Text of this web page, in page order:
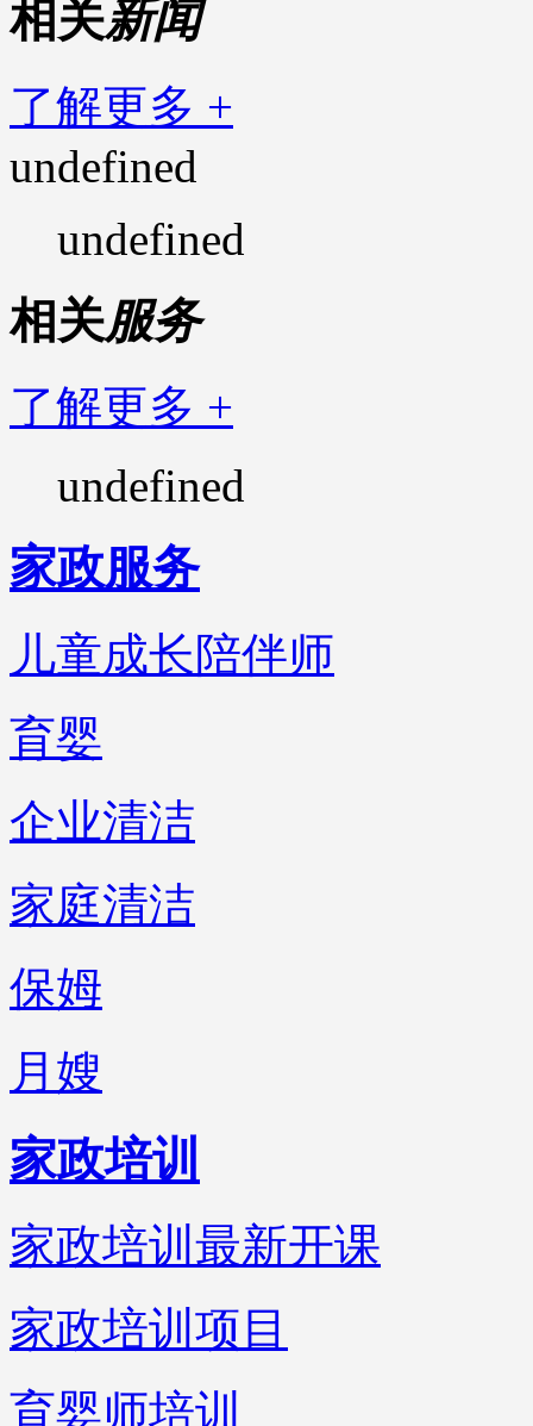
相关新闻
了解更多 +
undefined
undefined
相关服务
了解更多 +
undefined
家政服务
儿童成长陪伴师
育婴
企业清洁
家庭清洁
保姆
月嫂
家政培训
家政培训最新开课
家政培训项目
育婴师培训